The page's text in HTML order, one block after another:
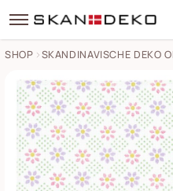
SHOP SKANDINAVISCHE DEKO